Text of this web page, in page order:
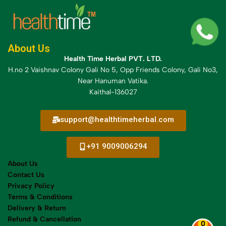
0
About Us
Health Time Herbal PVT. LTD.
H.no 2 Vaishnav Colony Gali No 5, Opp Friends Colony, Gali No3,
Near Hanuman Vatika.
Kaithal-136027
support@healthtimeherbal.com
+91 9009006294
About Us
Contact Us
Privacy Policy
Terms & Conditions
Delivery & Return
Refund & Cancellation